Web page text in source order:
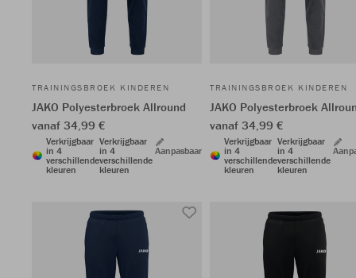
TRAININGSBROEK KINDEREN
JAKO Polyesterbroek Allround
vanaf 34,99 €
Verkrijgbaar
in 4
verschillende
kleuren
Verkrijgbaar
in 4
verschillende
kleuren
Aanpasbaar
TRAININGSBROEK KINDEREN
JAKO Polyesterbroek
vanaf 34,99 €
Verkrijgbaar
in 4
verschillende
kleuren
Verkrijgbaar
in 4
verschillende
kleuren